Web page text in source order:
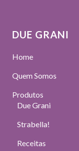
DUE GRANI
Home
Quem Somos
Produtos
Due Grani
Strabella!
Receitas